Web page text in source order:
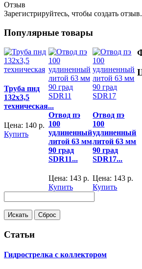
Отзыв
Зарегистрируйтесь, чтобы создать отзыв.
Популярные товары
Труба пнд
132х3,5
техническая...
Цена: 140 р.
Купить
Отвод пэ
100
удлиненный
литой 63 мм
90 град
SDR11...
Цена: 143 р.
Купить
Отвод пэ
100
удлиненный
литой 63 мм
90 град
SDR17...
Цена: 143р.
Купить
Статьи
Гидрострелка с коллектором